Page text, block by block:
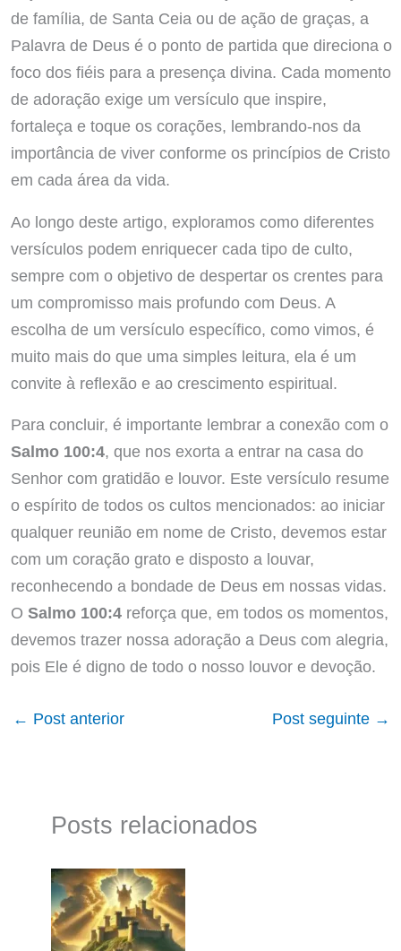
de família, de Santa Ceia ou de ação de graças, a
Palavra de Deus é o ponto de partida que direciona o
foco dos fiéis para a presença divina. Cada momento
de adoração exige um versículo que inspire,
fortaleça e toque os corações, lembrando-nos da
importância de viver conforme os princípios de Cristo
em cada área da vida.
Ao longo deste artigo, exploramos como diferentes
versículos podem enriquecer cada tipo de culto,
sempre com o objetivo de despertar os crentes para
um compromisso mais profundo com Deus. A
escolha de um versículo específico, como vimos, é
muito mais do que uma simples leitura, ela é um
convite à reflexão e ao crescimento espiritual.
Para concluir, é importante lembrar a conexão com o
Salmo 100:4, que nos exorta a entrar na casa do
Senhor com gratidão e louvor. Este versículo resume
o espírito de todos os cultos mencionados: ao iniciar
qualquer reunião em nome de Cristo, devemos estar
com um coração grato e disposto a louvar,
reconhecendo a bondade de Deus em nossas vidas.
O Salmo 100:4reforça que, em todos os momentos,
devemos trazer nossa adoração a Deus com alegria,
pois Ele é digno de todo o nosso louvor e devoção.
← Post anterior Post seguinte →
Posts relacionados